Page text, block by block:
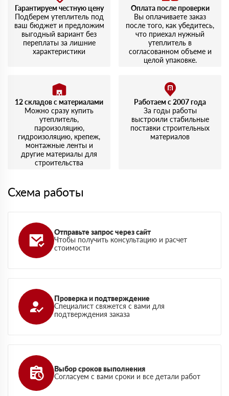
доставка была на следующий день, что приятно
удивило. Упаковка целая, никаких повреждений.
Гарантируем честную цену
Подберем утеплитель под
ваш бюджет и предложим
выгодный вариант без
переплаты за лишние
характеристики
Оплата после проверки
Вы оплачиваете заказ
после того, как убедитесь,
что приехал нужный
утеплитель в
согласованном объеме и
целой упаковке.
12 складов с материалами
Можно сразу купить
утеплитель,
пароизоляцию,
гидроизоляцию, крепеж,
монтажные ленты и
другие материалы для
строительства
Работаем с 2007 года
За годы работы
выстроили стабильные
поставки строительных
материалов
Схема работы
Отправьте запрос через сайт
Чтобы получить консультацию и расчет
стоимости
Проверка и подтверждение
Специалист свяжется с вами для
подтверждения заказа
Выбор сроков выполнения
Согласуем с вами сроки и все детали работ